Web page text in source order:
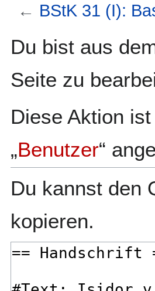
← BStK 31 (I):
Navigation
Suche
Du bist aus
Seite zu
Diese Aktion
„Benutzer“
Du kannst den
kopieren.